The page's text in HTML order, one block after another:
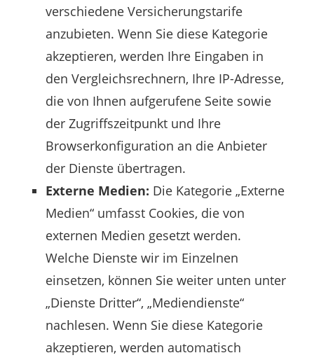
verschiedene Versicherungstarife
anzubieten. Wenn Sie diese Kategorie
akzeptieren, werden Ihre Eingaben in
den Vergleichsrechnern, Ihre IP-Adresse,
die von Ihnen aufgerufene Seite sowie
der Zugriffszeitpunkt und Ihre
Browserkonfiguration an die Anbieter
der Dienste übertragen.
Externe Medien: Die Kategorie „Externe
Medien“ umfasst Cookies, die von
externen Medien gesetzt werden.
Welche Dienste wir im Einzelnen
einsetzen, können Sie weiter unten unter
„Dienste Dritter“, „Mediendienste“
nachlesen. Wenn Sie diese Kategorie
akzeptieren, werden automatisch